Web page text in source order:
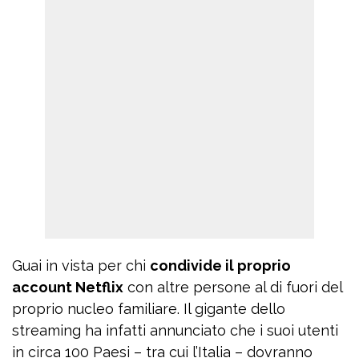
Guai in vista per chi condivide il proprio
account Netflix con altre persone al di fuori del
proprio nucleo familiare. Il gigante dello
streaming ha infatti annunciato che i suoi utenti
in circa 100 Paesi – tra cui l’Italia – dovranno